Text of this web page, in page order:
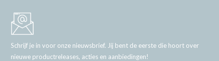
Schrijf je in voor onze nieuwsbrief. Jij bent de eerste die hoort over
nieuwe productreleases, acties en aanbiedingen!